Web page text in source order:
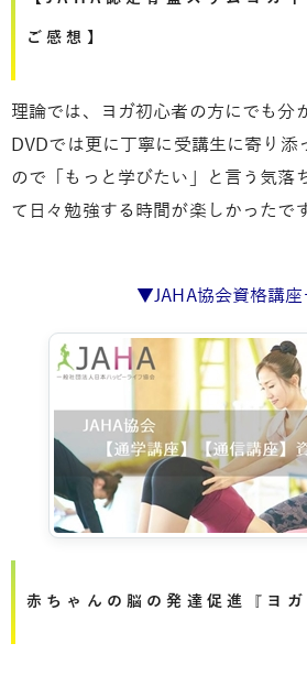
ご感想】
理論では、ヨガ初心者の方にでも分
DVDでは更に丁寧に受講生に寄り添
ので「もっと学びたい」と言う気落
て日々勉強する時間が楽しかったで
▼JAHA協会資格講
赤ちゃんの脳の発達促進『ヨガ